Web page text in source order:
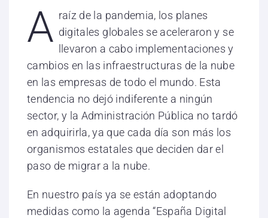
A raíz de la pandemia, los planes
digitales globales se aceleraron y se
llevaron a cabo implementaciones y
cambios en las infraestructuras de la nube
en las empresas de todo el mundo. Esta
tendencia no dejó indiferente a ningún
sector, y la Administración Pública no tardó
en adquirirla, ya que cada día son más los
organismos estatales que deciden dar el
paso de migrar a la nube.
En nuestro país ya se están adoptando
medidas como la agenda “España Digital